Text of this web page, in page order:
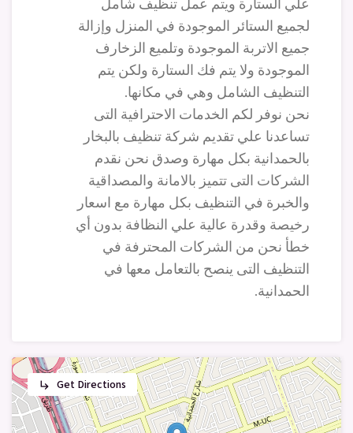
علي الستارة ويتم عمل تنظيف شامل
لجميع الستائر الموجودة في المنزل وإزالة
جميع الاتربة الموجودة وتلميع الزخارف
الموجودة ولا يتم فك الستارة ولكن يتم
التنظيف الشامل وهي في مكانها.
نحن نوفر لكم الخدمات الاحترافية التى
تساعدنا علي تقديم شركة تنظيف بالبخار
بالحمدانية بكل مهارة وصدق نحن نقدم
الشركات التى تتميز بالامانة والمصداقية
والخبرة في التنظيف بكل مهارة مع اسعار
رخيصة وقدرة عالية علي النظافة بدون أي
خطأ نحن من الشركات المحترفة في
التنظيف التى ينصح بالتعامل معها في
الحمدانية.
Get Directions
subdirectory_arrow_right